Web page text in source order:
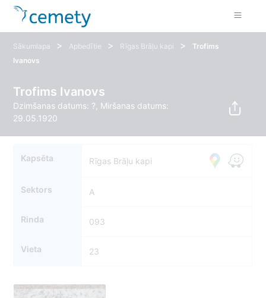
Sākumlapa > Apbedītie > Rīgas Brāļu kapi >
Trofims
Ivanovs
Trofims Ivanovs
Dzimšanas datums: ?, Miršanas datums:
29.05.1920
Kapsēta Rīgas Brāļu kapi
Sektors A
Rinda 093
Vieta 23